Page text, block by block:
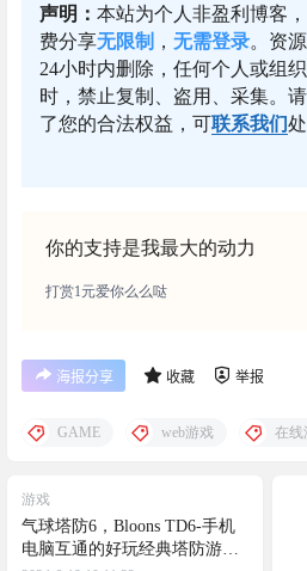
声明： 本站为个人非盈利博客
费分享无限制 ， 无需登录。资
24小时内删除，任何个人或组
时，禁止复制、盗用、采集。
了您的合法权益，可联系我们处
你的支持是我最大的动力
打赏1元爱你么么哒
海报分享 收藏 举报
GAME web游戏 在线
游戏
气球塔防6，Bloons TD6-手机
电脑互通的好玩经典塔防游